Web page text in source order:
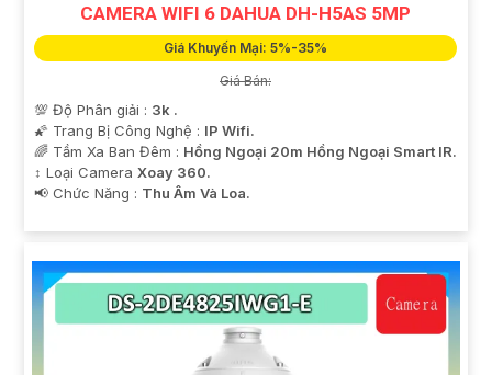
CAMERA WIFI 6 DAHUA DH-H5AS 5MP
Giá Khuyến Mại: 5%-35%
Giá Bán:
💯 Độ Phân giải : 3k .
🌠 Trang Bị Công Nghệ : IP Wifi.
🌈 Tầm Xa Ban Đêm : Hồng Ngoại 20m Hồng Ngoại Smart IR.
↕️ Loại Camera Xoay 360.
️📢 Chức Năng : Thu Âm Và Loa.